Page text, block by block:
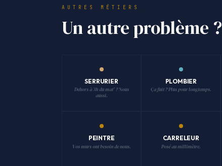
AUTRES MÉTIERS
Un autre problème ?
SERRURIER
Dehors à 3h du mat' ? Nous
aussi.
PLOMBIER
Ça fuit ? Plus pour longtemps.
PEINTRE
Vos murs ont besoin de nous.
CARRELEUR
Posé au millimètre.